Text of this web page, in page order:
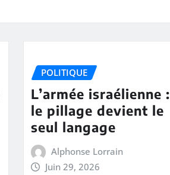
POLITIQUE
L’armée israélienne :
le pillage devient le
seul langage
Alphonse Lorrain
Juin 29, 2026